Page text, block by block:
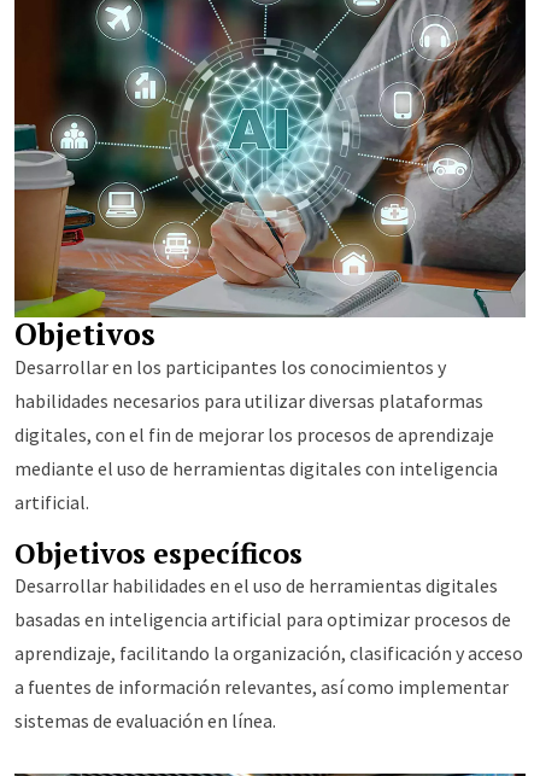
Objetivos
Desarrollar en los participantes los conocimientos y
habilidades necesarios para utilizar diversas plataformas
digitales, con el fin de mejorar los procesos de aprendizaje
mediante el uso de herramientas digitales con inteligencia
artificial.
Objetivos específicos
Desarrollar habilidades en el uso de herramientas digitales
basadas en inteligencia artificial para optimizar procesos de
aprendizaje, facilitando la organización, clasificación y acceso
a fuentes de información relevantes, así como implementar
sistemas de evaluación en línea.